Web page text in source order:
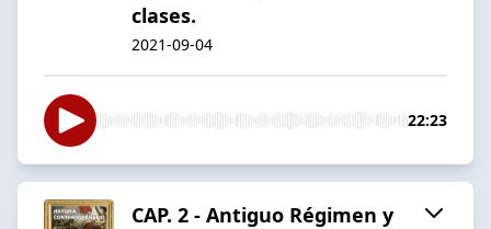
clases.
2021-09-04
22:23
CAP. 2 - Antiguo Régimen y